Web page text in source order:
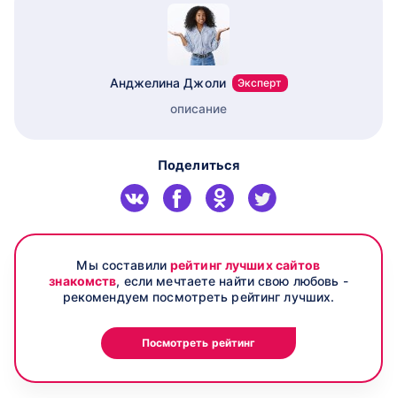
Анджелина Джоли Эксперт
описание
Поделиться
Мы составилирейтинг лучших сайтов
знакомств, если мечтаете найти свою любовь -
рекомендуем посмотреть рейтинг лучших.
Посмотреть рейтинг